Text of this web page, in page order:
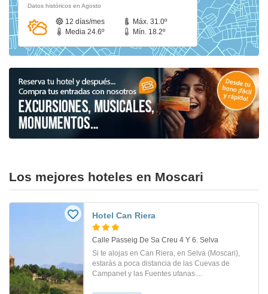
Datos históricos en Agosto
12 días/mes
Máx. 31.0º
Media 24.6º
Mín. 18.2º
Los mejores hoteles en Moscari
Hotel Can Riera
Calle Passeig De Sa Creu 4 Y 6. Selva
Si te alojas en Can Riera, en Selva (Moscari),
estarás a poca distancia de las Cuevas de
Campanet y las Fuentes ufanas....